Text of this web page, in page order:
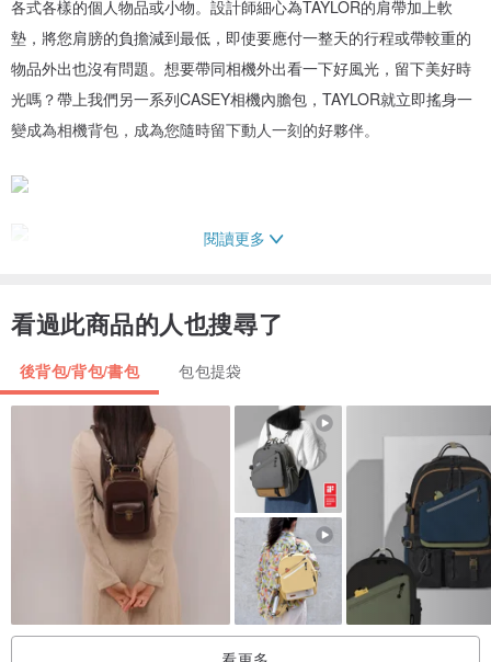
各式各樣的個人物品或小物。設計師細心為TAYLOR的肩帶加上軟
墊，將您肩膀的負擔減到最低，即使要應付一整天的行程或帶較重的
物品外出也沒有問題。想要帶同相機外出看一下好風光，留下美好時
光嗎？帶上我們另一系列CASEY相機內膽包，TAYLOR就立即搖身一
變成為相機背包，成為您隨時留下動人一刻的好夥伴。
◤◤產品細節◢◢
◢ 設計重點為袋上三角型的真皮扣，用簡約的三角型真皮配搭不同色
彩的防潑水尼龍袋身，外型簡約時尚。
閱讀更多
看過此商品的人也搜尋了
後背包/背包/書包 包包提袋